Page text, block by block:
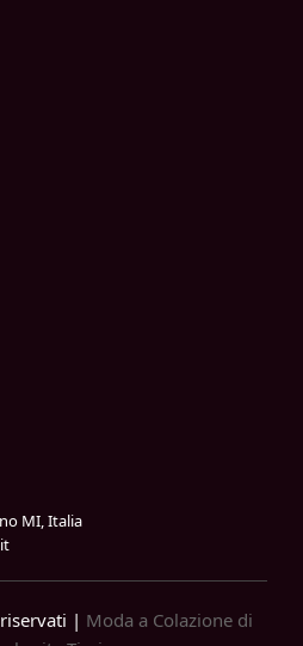
MI, Italia
| Moda a Colazione di